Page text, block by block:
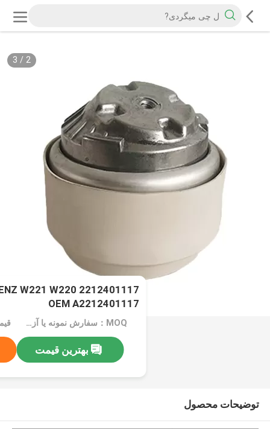
2
/
3
OEM A2212401117
MOQ：سفارش نمونه یا آزمایشی پذیرفته می شود
بهترین قیمت
توضیحات محصول